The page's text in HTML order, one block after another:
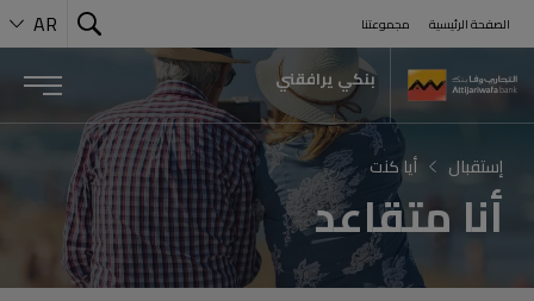
الصفحة الرئيسية مجموعتنا Search
AR
بوابة المغاربة المقيمين بالخارج من Attijariwafa bank
بنكي يرافقني
إستقبال أيا كنت
أنا متقاعد